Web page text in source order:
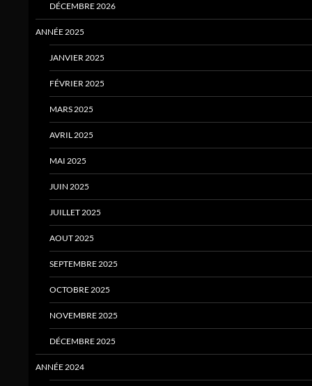
DÉCEMBRE 2026
ANNÉE 2025
JANVIER 2025
FÉVRIER 2025
MARS 2025
AVRIL 2025
MAI 2025
JUIN 2025
JUILLET 2025
AOUT 2025
SEPTEMBRE 2025
OCTOBRE 2025
NOVEMBRE 2025
DÉCEMBRE 2025
ANNÉE 2024